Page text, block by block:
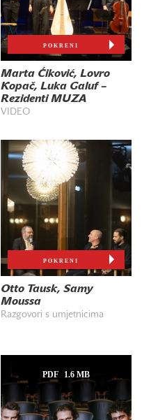
POKRENI
Marta Ćiković, Lovro
Kopač, Luka Galuf –
Rezidenti MUZA
VIDEO
POKRENI
Otto Tausk, Samy
Moussa
Razgovori s umjetnicima
PDF 1.6 MB